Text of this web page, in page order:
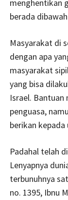
menghentikan
berada
Masyarakat di
dengan apa
masyarakat
yang bisa
Israel. Bantuan
penguasa,
berikan
Padahal telah
Lenyapnya
terbunuhnya
no. 1395, Ibnu